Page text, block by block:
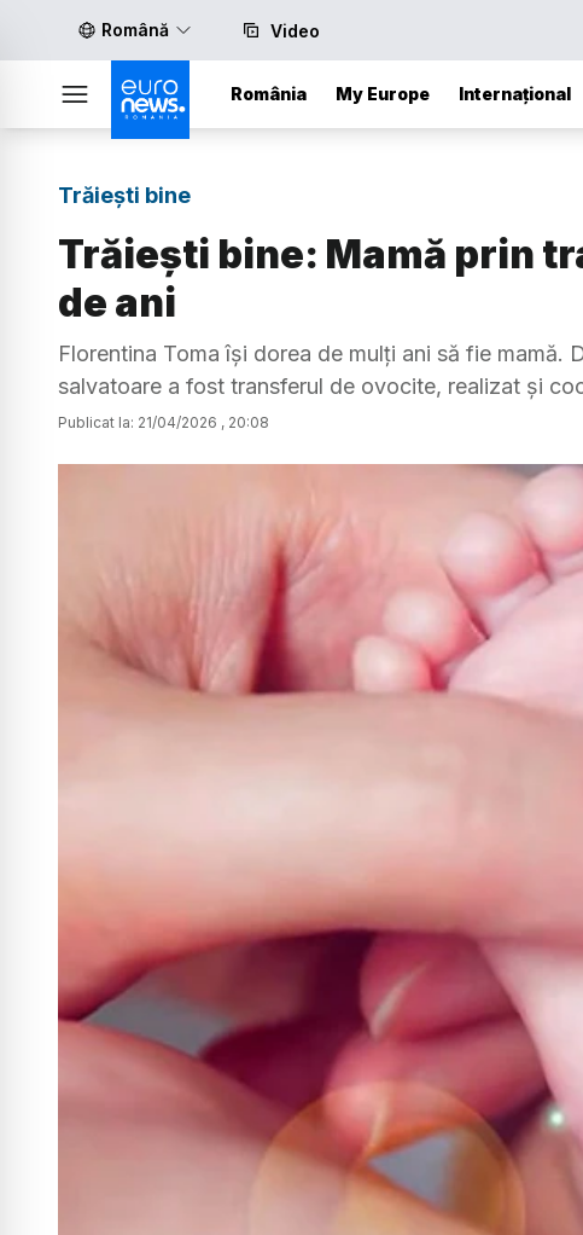
Română Video
România My Europe Internațional
Trăiești bine
Trăiești bine: Mamă prin
de ani
Florentina Toma își dorea de mulți ani să fie
salvatoare a fost transferul de ovocite, realizat și
Publicat la: 21/04/2026 , 20:08